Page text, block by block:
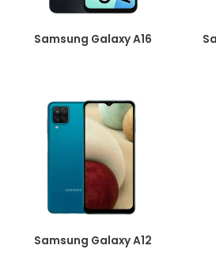
Samsung Galaxy A16
Samsung Galaxy A12